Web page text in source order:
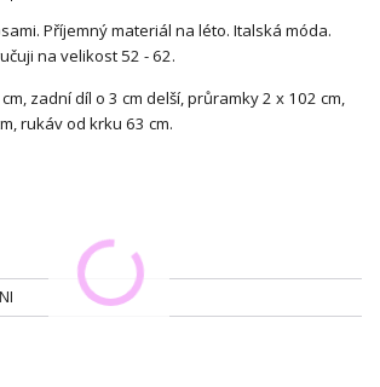
Příjemný materiál na léto. Italská móda.
na velikost 52 - 62.
zadní díl o 3 cm delší, průramky 2 x 102 cm,
rukáv od krku 63 cm.